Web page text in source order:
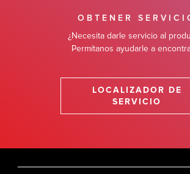
OBTENER
¿Necesita darle servicio al
Permítanos ayudarle a
LOCALIZADOR DE
SERVICIO